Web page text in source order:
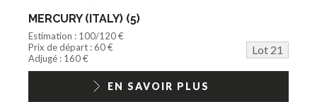
MERCURY (ITALY) (5)
Estimation : 100/120 €
Prix de départ : 60 €
Lot 21
Adjugé : 160 €
EN SAVOIR PLUS